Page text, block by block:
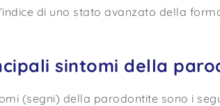
di uno stato avanzato della
sintomi della
(segni) della parodontite sono i